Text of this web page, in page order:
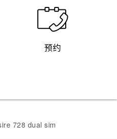
预约
728 dual sim‎